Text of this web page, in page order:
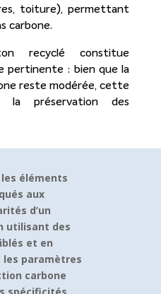
toiture), permettant
carbone.
recyclé constitue
pertinente : bien que la
reste modérée, cette
la préservation des
éléments
aux
d’un
utilisant des
et en
paramètres
carbone